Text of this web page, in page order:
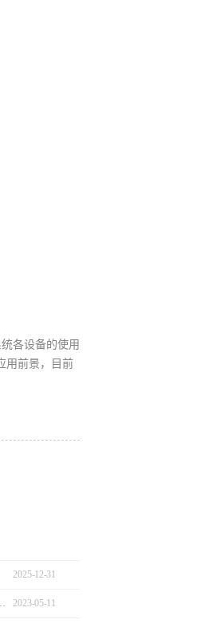
各设备的使用
用前景，目前
2025-12-31
“专精特新”企业认定 2023-05-11